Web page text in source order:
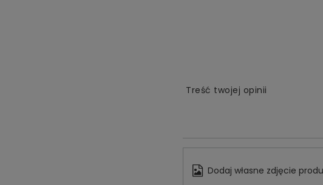
Treść twojej opinii
Dodaj własne zdjęcie